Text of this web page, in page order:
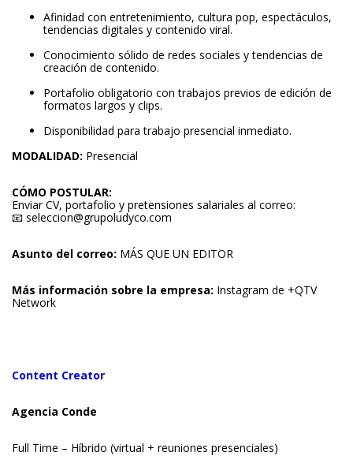
Afinidad con entretenimiento, cultura pop, espectáculos,
tendencias digitales y contenido viral.
Conocimiento sólido de redes sociales y tendencias de
creación de contenido.
Portafolio obligatorio con trabajos previos de edición de
formatos largos y clips.
Disponibilidad para trabajo presencial inmediato.
MODALIDAD: Presencial
CÓMO POSTULAR:
Enviar CV, portafolio y pretensiones salariales al correo:
📧 seleccion@grupoludyco.com
Asunto del correo: MÁS QUE UN EDITOR
Más información sobre la empresa: Instagram de +QTV
Network
Content Creator
Agencia Conde
Full Time – Híbrido (virtual + reuniones presenciales)